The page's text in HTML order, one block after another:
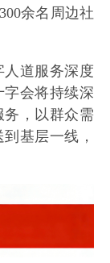
余名周边社
道服务深度
会将持续深
，以群众需
基层一线，